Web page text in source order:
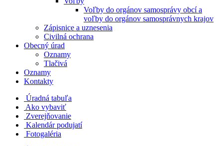
Voľby do orgánov samosprávy obcí a
voľby do orgánov samosprávnych krajov
Zápisnice a uznesenia
Civilná ochrana
Obecný úrad
Oznamy
Tlačivá
Oznamy
Kontakty
Úradná tabuľa
Ako vybaviť
Zverejňovanie
Kalendár podujatí
Fotogaléria